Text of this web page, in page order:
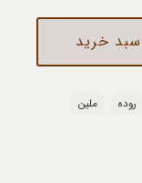
خرید
روده ملین